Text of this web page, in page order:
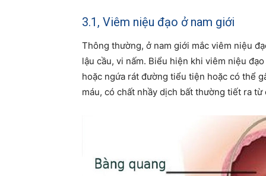
3.1, Viêm niệu đạo ở nam giới
Thông thường, ở nam giới mắc viêm niệu
lậu cầu, vi nấm. Biểu hiện khi viêm niệu
hoặc ngứa rát đường tiểu tiện hoặc có thể
máu, có chất nhầy dịch bất thường tiết ra